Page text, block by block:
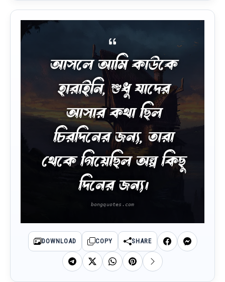
আসলে আমি কাউকে
হারাইনি, শুধু যাদের
আসার কথা ছিল
চিরদিনের জন্য, তারা
থেকে গিয়েছিল অল্প কিছু
দিনের জন্য।
DOWNLOAD COPY SHARE